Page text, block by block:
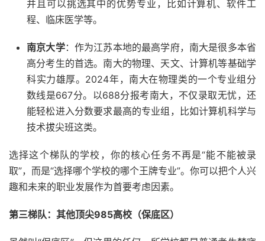
并且可以挑选其中的优势专业，比如计算机、软件工
程、临床医学等。
南京大学：作为江苏本地的最高学府，南大是很多本省
高分考生的首选。南大的物理、天文、计算机等基础学
科实力雄厚。2024年，南大在物理类的一个专业组分
数线是667分。以688分报考南大，不仅录取无忧，还
能轻松进入分数要求最高的专业组，比如计算机科学与
技术拔尖班这类。
选择这个梯队的学校，你的核心任务不再是“能不能被录
取”，而是“选择哪个学校的哪个王牌专业”。你可以把个人兴
趣和未来的职业发展作为首要考虑因素。
第三梯队：其他顶尖985高校（保底区）